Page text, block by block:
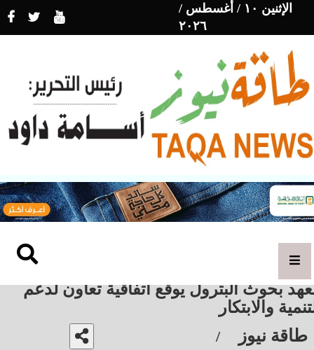
الإثنين ١٠ / أغسطس /
٢٠٢٦
بحوث البترول يوقع اتفاقية تعاون لدعم
والابتكار
طاقة نيوز /